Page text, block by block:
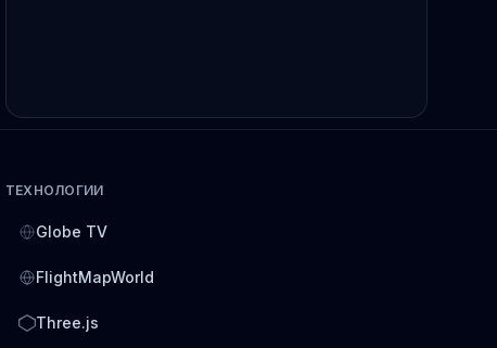
ТЕХНОЛОГИИ
Globe TV
FlightMapWorld
Three.js